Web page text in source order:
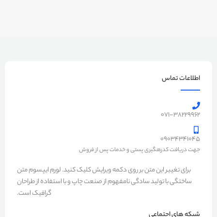
اطلاعات تماس
071-38229962
09034341045
جهت دریافت کدرهگیری پستی و خدمات پس از فروش
برای تغییر این متن بر روی دکمه ویرایش کلیک کنید. لورم ایپسوم متن
ساختگی با تولید سادگی نامفهوم از صنعت چاپ و با استفاده از طراحان
گرافیک است.